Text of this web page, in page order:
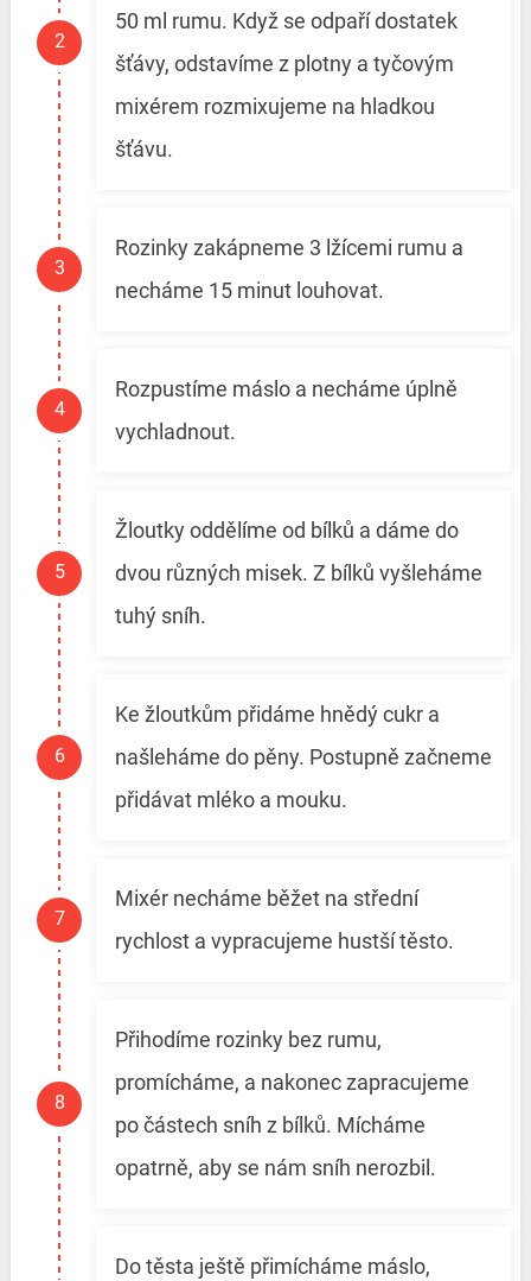
50 ml rumu. Když se odpaří dostatek
šťávy, odstavíme z plotny a tyčovým
mixérem rozmixujeme na hladkou
šťávu.
Rozinky zakápneme 3 lžícemi rumu a
necháme 15 minut louhovat.
Rozpustíme máslo a necháme úplně
vychladnout.
Žloutky oddělíme od bílků a dáme do
dvou různých misek. Z bílků vyšleháme
tuhý sníh.
Ke žloutkům přidáme hnědý cukr a
našleháme do pěny. Postupně začneme
přidávat mléko a mouku.
Mixér necháme běžet na střední
rychlost a vypracujeme hustší těsto.
Přihodíme rozinky bez rumu,
promícháme, a nakonec zapracujeme
po částech sníh z bílků. Mícháme
opatrně, aby se nám sníh nerozbil.
Do těsta ještě přimícháme máslo,